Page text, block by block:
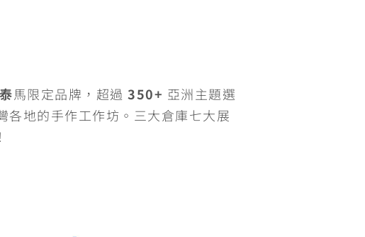
馬限定品牌，超過 350+ 亞洲主題選
各地的手作工作坊。三大倉庫七大展